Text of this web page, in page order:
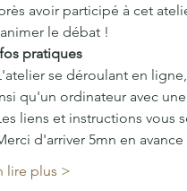
avoir participé à cet
le débat !
pratiques
se déroulant en
qu'un ordinateur avec
liens et instructions vous
d'arriver 5mn en
lire plus >